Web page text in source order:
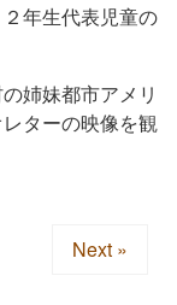
年生代表児童の
姉妹都市アメリ
ターの映像を観
Next »